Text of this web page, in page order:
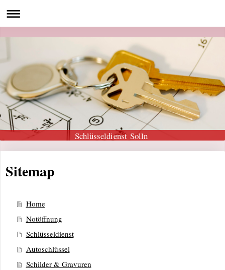
Schlüsseldienst Solln
Sitemap
Home
Notöffnung
Schlüsseldienst
Autoschlüssel
Schilder & Gravuren